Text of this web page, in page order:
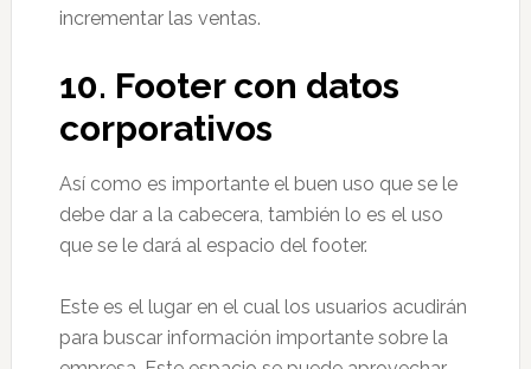
incrementar las ventas.
10. Footer con datos
corporativos
Así como es importante el buen uso que se le
debe dar a la cabecera, también lo es el uso
que se le dará al espacio del footer.
Este es el lugar en el cual los usuarios acudirán
para buscar información importante sobre la